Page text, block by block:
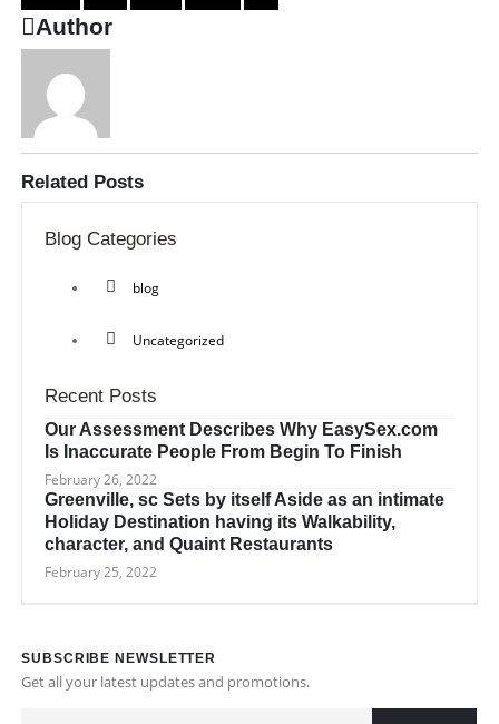
Author
Related Posts
Blog Categories
blog
Uncategorized
Recent Posts
Our Assessment Describes Why EasySex.com
Is Inaccurate People From Begin To Finish
February 26, 2022
Greenville, sc Sets by itself Aside as an intimate
Holiday Destination having its Walkability,
character, and Quaint Restaurants
February 25, 2022
SUBSCRIBE NEWSLETTER
Get all your latest updates and promotions.